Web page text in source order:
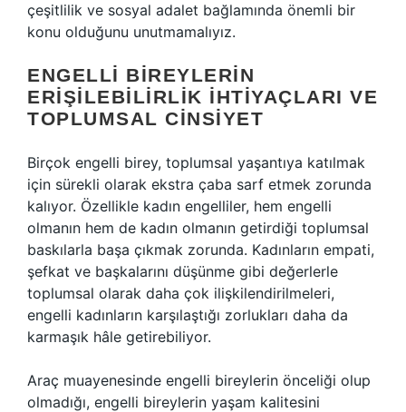
çeşitlilik ve sosyal adalet bağlamında önemli bir
konu olduğunu unutmamalıyız.
ENGELLI BIREYLERIN
ERIŞILEBILIRLIK İHTIYAÇLARI VE
TOPLUMSAL CINSIYET
Birçok engelli birey, toplumsal yaşantıya katılmak
için sürekli olarak ekstra çaba sarf etmek zorunda
kalıyor. Özellikle kadın engelliler, hem engelli
olmanın hem de kadın olmanın getirdiği toplumsal
baskılarla başa çıkmak zorunda. Kadınların empati,
şefkat ve başkalarını düşünme gibi değerlerle
toplumsal olarak daha çok ilişkilendirilmeleri,
engelli kadınların karşılaştığı zorlukları daha da
karmaşık hâle getirebiliyor.
Araç muayenesinde engelli bireylerin önceliği olup
olmadığı, engelli bireylerin yaşam kalitesini